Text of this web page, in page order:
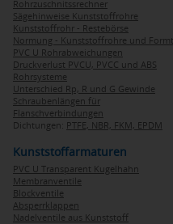
Rohrzuschnitssrechner
Sägehinweise Kunststoffrohre
Kunststoffrohr - Restebörse
Normung - Kunststoffrohre und
PVC U Rohrabweichungen
Druckverlust PVCU, PVCC und ABS
Rohrsysteme
Unterschied Rp, R und G Gewinde
Schraubenlängen für
Flanschverbindungen
Dichtungen: PTFE, NBR, FKM, EPDM
Kunststoffarmaturen
PVC U Transparent Kugelhahn
Membranventile
Blockventile
Absperrklappen
Nadelventile aus Kunststoff